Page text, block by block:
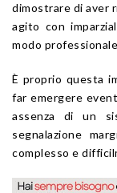
dimostrare di aver
agito con
modo
È proprio questa
far emergere
assenza di un
segnalazione
complesso e